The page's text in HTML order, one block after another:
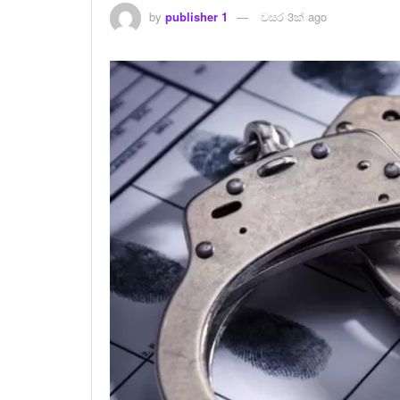
by publisher 1 වසර 3ක් ago